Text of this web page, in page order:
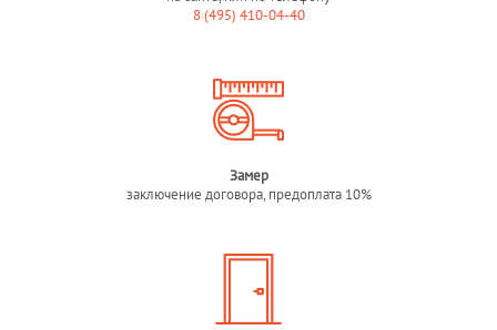
8 (495) 410-04-40
Замер
заключение договора, предоплата 10%